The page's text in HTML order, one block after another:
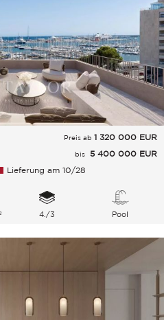
Preis ab 1 320 000 EUR
bis 5 400 000 EUR
Lieferung am 10/28
4./3 Pool